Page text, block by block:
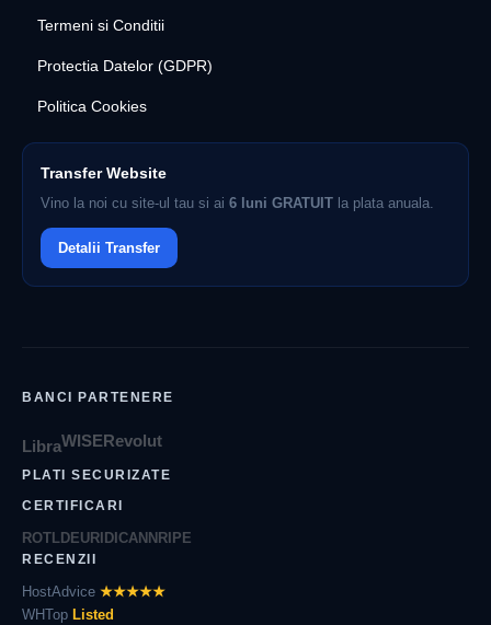
Termeni si Conditii
Protectia Datelor (GDPR)
Politica Cookies
Transfer Website
Vino la noi cu site-ul tau si ai 6 luni GRATUIT la plata anuala.
Detalii Transfer
BANCI PARTENERE
LibraWISERevolut
PLATI SECURIZATE
CERTIFICARI
ROTLDEURIDICANNRIPE
RECENZII
HostAdvice ★★★★★
WHTop Listed